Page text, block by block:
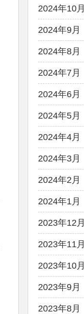
2024年10月
2024年9月
2024年8月
2024年7月
2024年6月
2024年5月
2024年4月
2024年3月
2024年2月
2024年1月
2023年12月
2023年11月
2023年10月
2023年9月
2023年8月